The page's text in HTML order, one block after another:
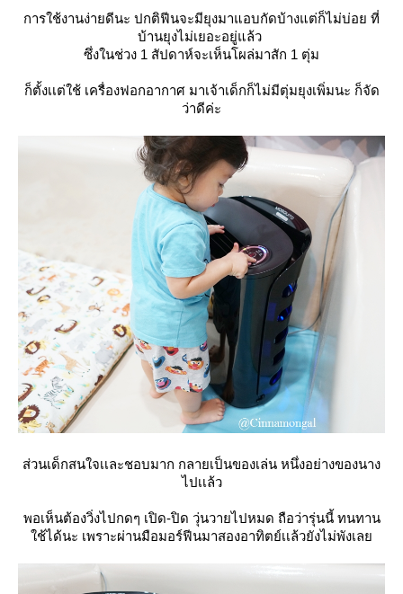
การใช้งานง่ายดีนะ ปกติฟีนจะมียุงมาแอบกัดบ้างแต่ก็ไม่บ่อย ที่
บ้านยุงไม่เยอะอยู่แล้ว
ซึ่งในช่วง 1 สัปดาห์จะเห็นโผล่มาสัก 1 ตุ่ม
ก็ตั้งเเต่ใช้ เครื่องฟอกอากาศ มาเจ้าเด็กก็ไม่มีตุ่มยุงเพิ่มนะ ก็จัด
ว่าดีค่ะ
ส่วนเด็กสนใจเเละชอบมาก กลายเป็นของเล่น หนึ่งอย่างของนาง
ไปเเล้ว
พอเห็นต้องวิ่งไปกดๆ เปิด-ปิด วุ่นวายไปหมด ถือว่ารุ่นนี้ ทนทาน
ช้ได้นะ เพราะผ่านมือมอร์ฟีนมาสองอาทิตย์เเล้วยังไม่พังเล